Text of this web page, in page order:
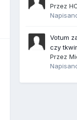
Przez
Votum
czy
Przez